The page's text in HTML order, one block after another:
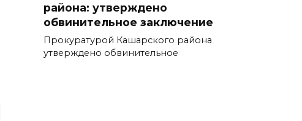
района: утверждено
обвинительное заключение
Прокуратурой Кашарского района
утверждено обвинительное